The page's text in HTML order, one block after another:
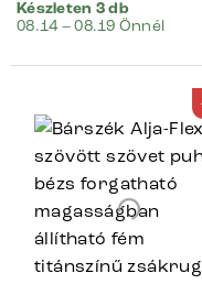
Készleten 3 db
08.14 – 08.19 Önnél